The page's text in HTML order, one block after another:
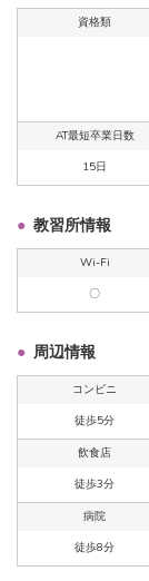
資格類
AT最短卒業日数
15日
教習所情報
Wi-Fi
〇
周辺情報
コンビニ
徒歩5分
飲食店
徒歩3分
病院
徒歩8分